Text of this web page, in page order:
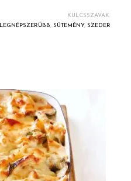
KULCSSZAVAK:
LEGNÉPSZERŰBB, SÜTEMÉNY, SZEDER